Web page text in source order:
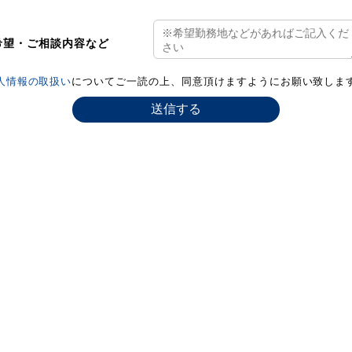
望・ご相談内容など
情報の取扱いについてご一読の上、同意頂けますようにお願い致しま